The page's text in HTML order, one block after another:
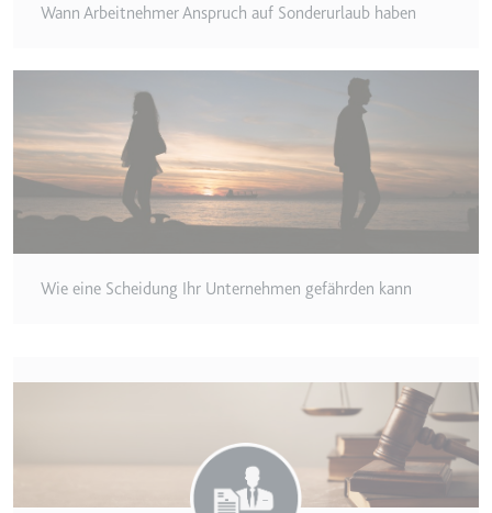
Wann Arbeitnehmer Anspruch auf Sonderurlaub haben
Wie eine Scheidung Ihr Unternehmen gefährden kann